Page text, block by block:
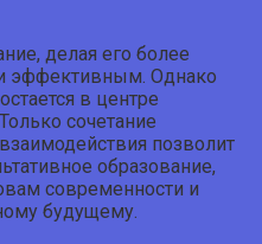
делая его более
эффективным. Однако
в центре
сочетание
позволит
образование,
современности и
будущему.